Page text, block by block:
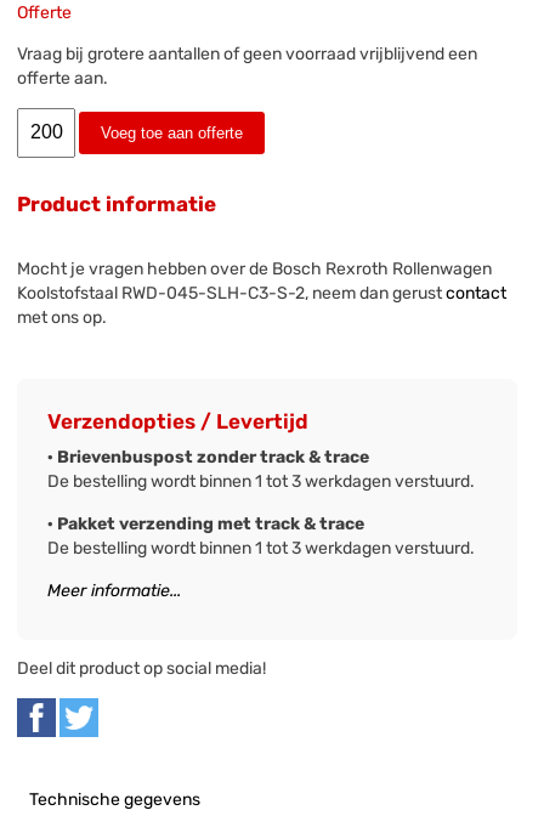
Offerte
Vraag bij grotere aantallen of geen voorraad vrijblijvend een
offerte aan.
Voeg toe aan offerte
Product informatie
Mocht je vragen hebben over de Bosch Rexroth Rollenwagen
Koolstofstaal RWD-045-SLH-C3-S-2, neem dan gerustcontact
met ons op.
Verzendopties / Levertijd
· Brievenbuspost zonder track & trace
De bestelling wordt binnen 1 tot 3 werkdagen verstuurd.
· Pakket verzending met track & trace
De bestelling wordt binnen 1 tot 3 werkdagen verstuurd.
Meer informatie...
Deel dit product op social media!
Technische gegevens